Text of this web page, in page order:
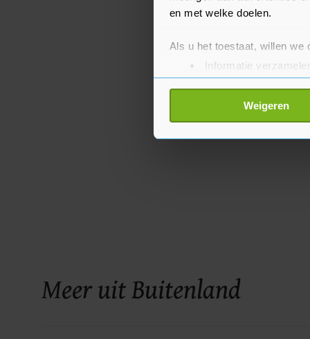
en met welke doelen.
Als u het toestaat, willen we
Informatie
Uw apparaat
Lees meer over hoe uw
toestemming op elk moment
Weigeren
Meer uit Buitenland